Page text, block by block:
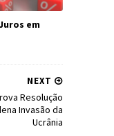
em
NEXT
Resolução
Invasão da
Ucrânia